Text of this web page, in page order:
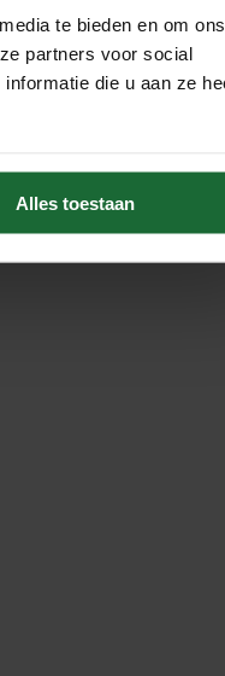
te bieden en om ons
partners voor social
die u aan ze
Alles toestaan
van kurk
voor diverse DIY-